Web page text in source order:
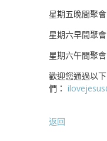
星期五晚間聚
星期六早間聚
星期六午間聚
歡迎您通過以
們：
返回